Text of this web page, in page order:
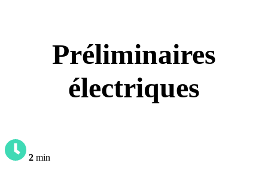
Préliminaires
électriques
2 min